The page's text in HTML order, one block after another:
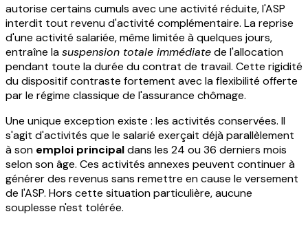
autorise certains cumuls avec une activité réduite, l'ASP
interdit tout revenu d'activité complémentaire. La reprise
d'une activité salariée, même limitée à quelques jours,
entraîne lasuspension totale immédiatede l'allocation
pendant toute la durée du contrat de travail. Cette rigidité
du dispositif contraste fortement avec la flexibilité offerte
par le régime classique de l'assurance chômage.
Une unique exception existe : les activités conservées. Il
s'agit d'activités que le salarié exerçait déjà parallèlement
à son emploi principaldans les 24 ou 36 derniers mois
selon son âge. Ces activités annexes peuvent continuer à
générer des revenus sans remettre en cause le versement
de l'ASP. Hors cette situation particulière, aucune
souplesse n'est tolérée.